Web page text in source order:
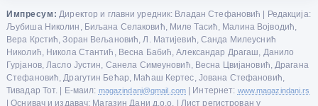
Импресум: Директор и главни уредник: Владан Стефановић | Редакција:
Љубиша Николин, Биљана Селаковић, Миле Тасић, Малина Војводић,
Вера Крстић, Зоран Вељановић, Л. Матијевић, Санда Милеуснић
Николић, Никола Стантић, Весна Бабић, Александар Драгаш, Данило
Гурјанов, Ласло Јустин, Санела Симеуновић, Весна Цвијановић, Драгана
Стефановић, Драгутин Бећар, Маћаш Кертес, Јована Стефановић,
Тивадар Тот. | Е-маил: magazindani@gmail.com | Интернет: www.magazindani.rs
| Оснивач и издавач: Магазин Дани д.о.о. | Лист регистрован у